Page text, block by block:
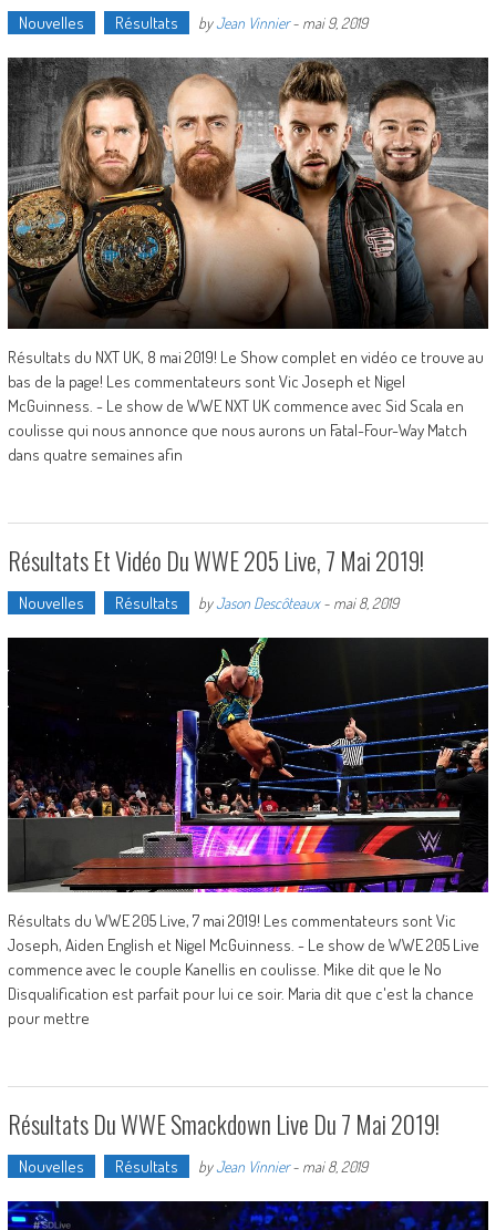
Nouvelles Résultats byJean Vinnier- mai 9, 2019
Résultats du NXT UK, 8 mai 2019! Le Show complet en vidéo ce trouve au
bas de la page! Les commentateurs sont Vic Joseph et Nigel
McGuinness. - Le show de WWE NXT UK commence avec Sid Scala en
coulisse qui nous annonce que nous aurons un Fatal-Four-Way Match
dans quatre semaines afin
Résultats Et Vidéo Du WWE 205 Live, 7 Mai 2019!
Nouvelles Résultats byJason Descôteaux- mai 8, 2019
Résultats du WWE 205 Live, 7 mai 2019! Les commentateurs sont Vic
Joseph, Aiden English et Nigel McGuinness. - Le show de WWE 205 Live
commence avec le couple Kanellis en coulisse. Mike dit que le No
Disqualification est parfait pour lui ce soir. Maria dit que c'est la chance
pour mettre
Résultats Du WWE Smackdown Live Du 7 Mai 2019!
Nouvelles Résultats byJean Vinnier- mai 8, 2019